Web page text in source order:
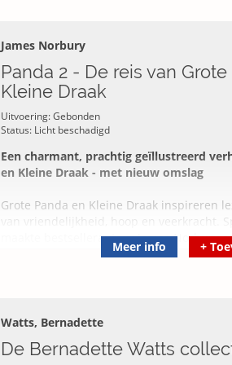
James Norbury
Panda 2 - De reis van
Kleine Draak
Uitvoering: Gebonden
Status: Licht beschadigd
Een charmant, prachtig geïllustreerd
en Kleine Draak - met nieuw omslag
Grote Panda en Kleine Draak inspireren
van vriendelijkheid, hoop en veerkracht.
maakte bestsellerauteur James Norbury
Van James' boeken werden er in
In dit tweede boek met Grote Panda en
hun vertrouwde tempel hoog in de
wat ze écht nodig hebben al in hen zit,
Meer info +
Watts, Bernadette
De Bernadette Watts